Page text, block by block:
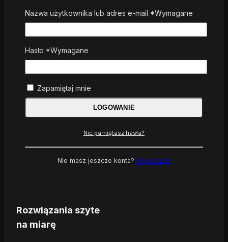
Rozwiązania szyte
na miarę
Nazwa użytkownika lub adres e-mail *Wymagane
Hasło *Wymagane
Zapamiętaj mnie
LOGOWANIE
Nie pamiętasz hasła?
Nie masz jeszcze konta? Rejestracja